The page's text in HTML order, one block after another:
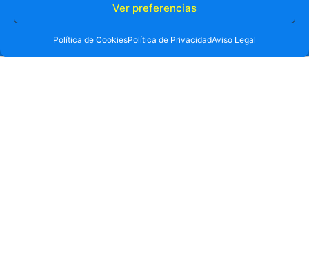
Ver preferencias
Política de CookiesPolítica de PrivacidadAviso Legal
He leído y acepto las condiciones de lapolítica de privacidad.
RESERVA TU PLAZA AHORA
WHATSAPP 605 902 902